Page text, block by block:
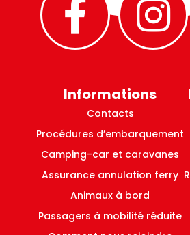
Informations
Contacts
Procédures d’embarquement
Camping-car et caravanes
Assurance annulation ferry
Animaux à bord
Passagers à mobilité réduite